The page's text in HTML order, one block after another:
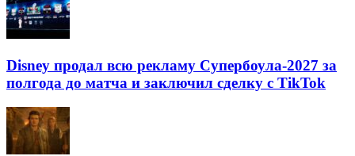
Disney продал всю рекламу Супербоула-2027 за
полгода до матча и заключил сделку с TikTok